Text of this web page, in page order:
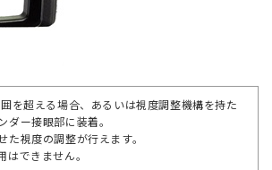
を超える場合、あるいは視度調整機構を持た
ダー接眼部に装着。
た視度の調整が行えます。
できません。